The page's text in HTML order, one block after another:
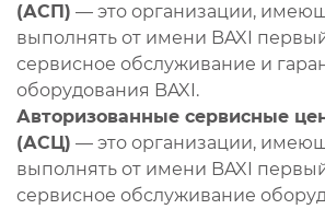
(АСП) — это организации,
выполнять от имени BAXI
сервисное обслуживание и
оборудования BAXI.
Авторизованные сервисные
(АСЦ) — это организации,
выполнять от имени BAXI
сервисное обслуживание